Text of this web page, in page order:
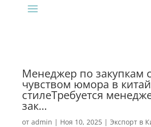
Менеджер по закупкам с
чувством юмора в
стилеТребуется
зак…
от admin | Ноя 10, 2025| Экспорт в